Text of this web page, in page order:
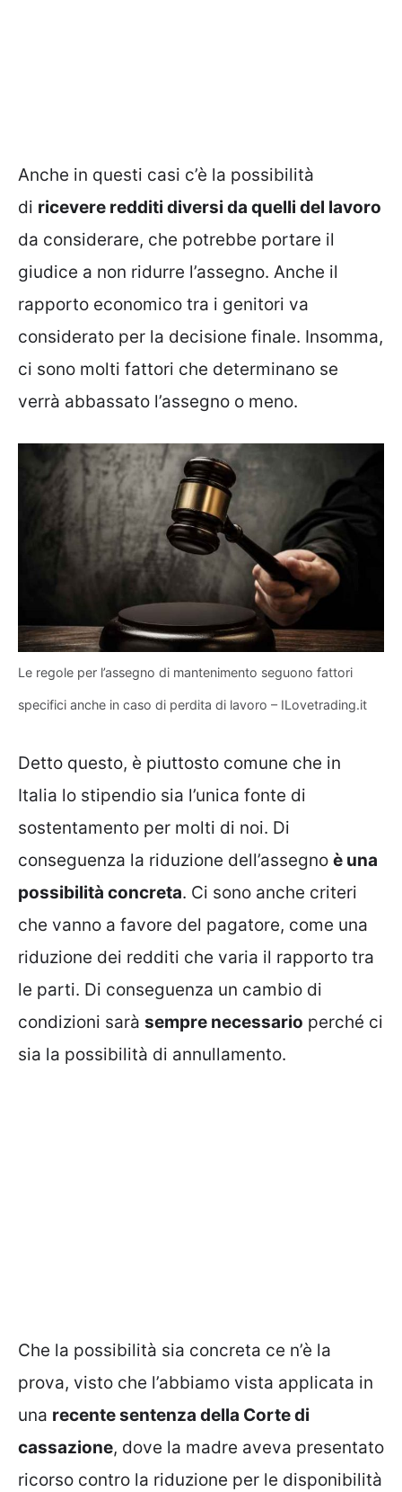
Anche in questi casi c’è la possibilità
di ricevere redditi diversi da quelli del lavoro
da considerare, che potrebbe portare il
giudice a non ridurre l’assegno. Anche il
rapporto economico tra i genitori va
considerato per la decisione finale. Insomma,
ci sono molti fattori che determinano se
verrà abbassato l’assegno o meno.
Le regole per l’assegno di mantenimento seguono fattori
specifici anche in caso di perdita di lavoro – ILovetrading.it
Detto questo, è piuttosto comune che in
Italia lo stipendio sia l’unica fonte di
sostentamento per molti di noi. Di
conseguenza la riduzione dell’assegno è una
possibilità concreta. Ci sono anche criteri
che vanno a favore del pagatore, come una
riduzione dei redditi che varia il rapporto tra
le parti. Di conseguenza un cambio di
condizioni sarà sempre necessario perché ci
sia la possibilità di annullamento.
Che la possibilità sia concreta ce n’è la
prova, visto che l’abbiamo vista applicata in
una recente sentenza della Corte di
cassazione, dove la madre aveva presentato
ricorso contro la riduzione per le disponibilità